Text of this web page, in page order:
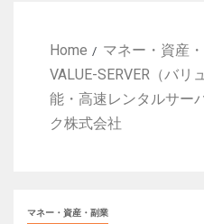
Home
マネー・資産
VALUE-SERVER（バリ
能・高速レンタルサー
ク株式会社
マネー・資産・副業